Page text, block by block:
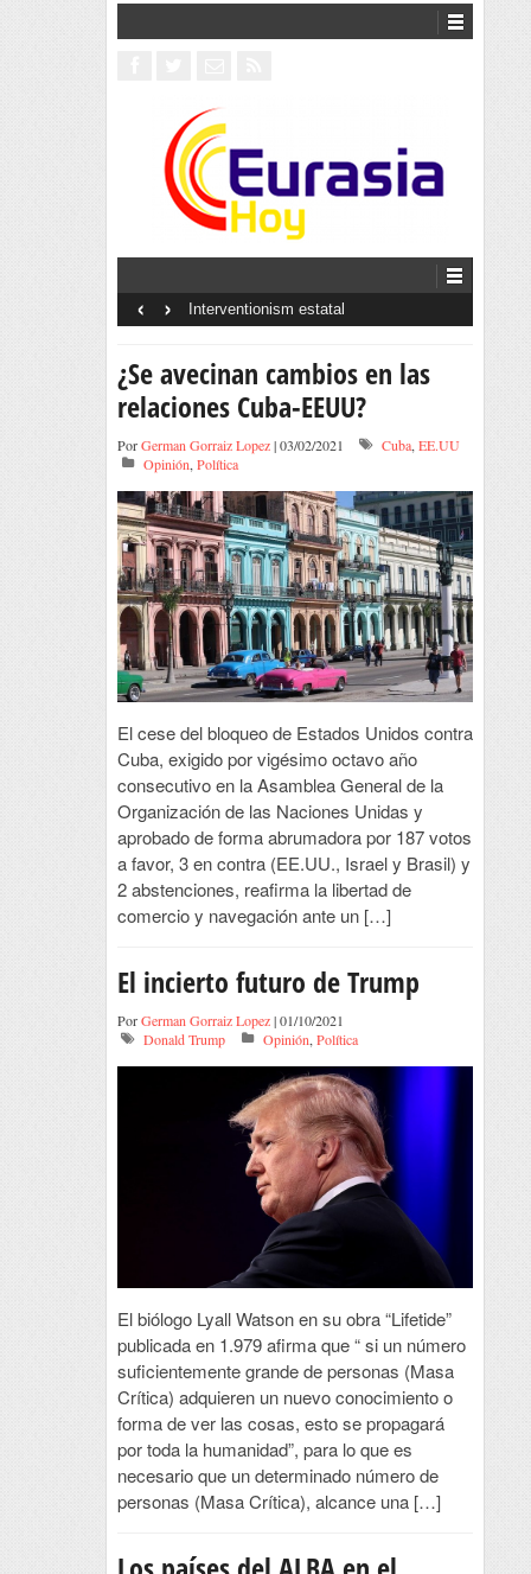
Interventionism estatal
‹ ›
¿Se avecinan cambios en las
relaciones Cuba-EEUU?
PorGerman Gorraiz Lopez| 03/02/2021 Cuba, EE.UU
Opinión, Política
El cese del bloqueo de Estados Unidos contra
Cuba, exigido por vigésimo octavo año
consecutivo en la Asamblea General de la
Organización de las Naciones Unidas y
aprobado de forma abrumadora por 187 votos
a favor, 3 en contra (EE.UU., Israel y Brasil) y
2 abstenciones, reafirma la libertad de
comercio y navegación ante un […]
El incierto futuro de Trump
PorGerman Gorraiz Lopez| 01/10/2021
Donald Trump
Opinión,Política
El biólogo Lyall Watson en su obra “Lifetide”
publicada en 1.979 afirma que “ si un número
suficientemente grande de personas (Masa
Crítica) adquieren un nuevo conocimiento o
forma de ver las cosas, esto se propagará
por toda la humanidad”, para lo que es
necesario que un determinado número de
personas (Masa Crítica), alcance una […]